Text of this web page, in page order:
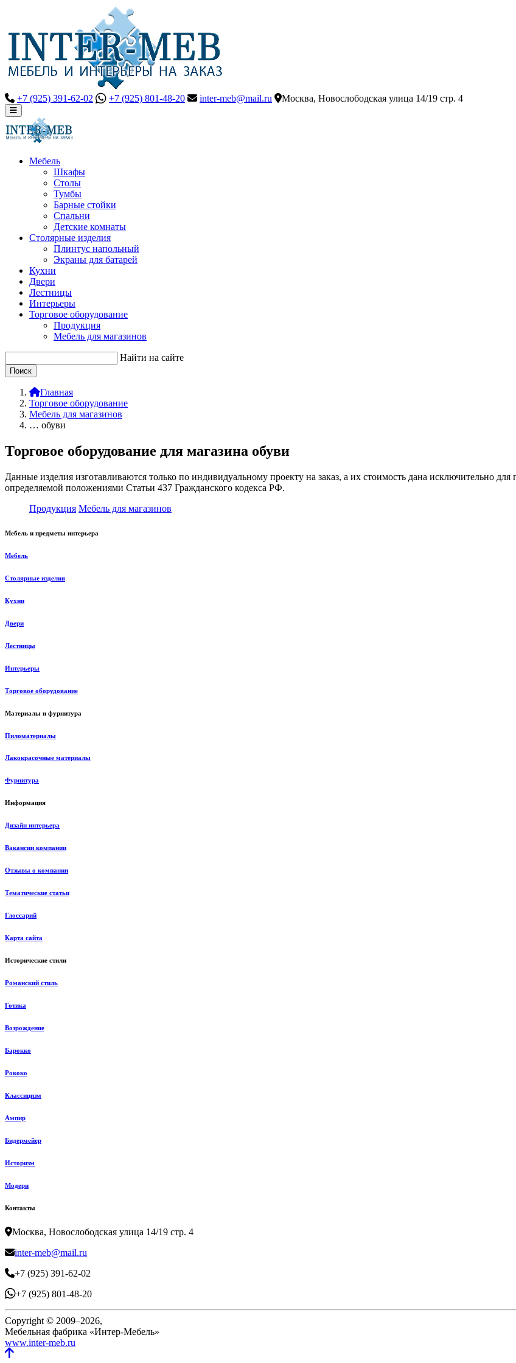
+7 (925) 391-62-02 +7 (925) 801-48-20 inter-meb@mail.ru Москва, Новослободская улица 14/19 стр. 4
Мебель
Шкафы
Столы
Тумбы
Барные стойки
Спальни
Детские комнаты
Столярные изделия
Плинтус напольный
Экраны для батарей
Кухни
Двери
Лестницы
Интерьеры
Торговое оборудование
Продукция
Мебель для магазинов
Найти на сайте
Главная
Торговое оборудование
Мебель для магазинов
… обуви
Торговое оборудование для магазина обуви
Данные изделия изготавливаются только по индивидуальному проекту на заказ, а их стоимость дана исключительно
определяемой положениями Статьи 437 Гражданского кодекса РФ.
Продукция Мебель для магазинов
Мебель и предметы интерьера
Мебель
Столярные изделия
Кухни
Двери
Лестницы
Интерьеры
Торговое оборудование
Материалы и фурнитура
Пиломатериалы
Лакокрасочные материалы
Фурнитура
Информация
Дизайн интерьера
Вакансии компании
Отзывы о компании
Тематические статьи
Глоссарий
Карта сайта
Исторические стили
Романский стиль
Готика
Возрождение
Барокко
Рококо
Классицизм
Ампир
Бидермейер
Историзм
Модерн
Контакты
Москва, Новослободская улица 14/19 стр. 4
inter-meb@mail.ru
+7 (925) 391-62-02
+7 (925) 801-48-20
Copyright © 2009–2026,
Мебельная фабрика «Интер-Мебель»
www.inter-meb.ru